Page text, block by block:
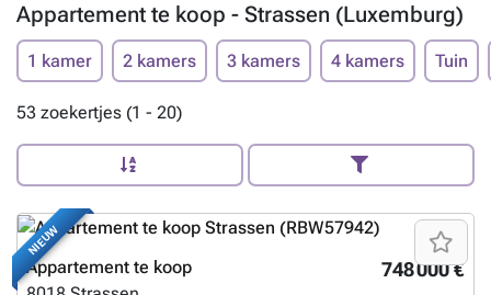
Appartement te koop - Strassen (Luxemburg)
1 kamer 2 kamers 3 kamers 4 kamers Tuin
53 zoekertjes (1 - 20)
NIEUW
748 000 €
Appartement te koop